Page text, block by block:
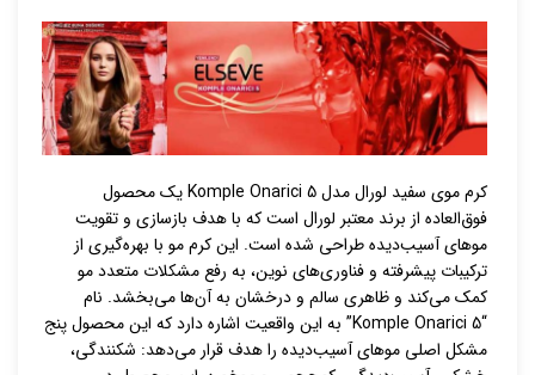
کرم موی سفید لورال مدل Komple Onarici 5 یک محصول
فوق‌العاده از برند معتبر لورال است که با هدف بازسازی و تقویت
موهای آسیب‌دیده طراحی شده است. این کرم مو با بهره‌گیری از
ترکیبات پیشرفته و فناوری‌های نوین، به رفع مشکلات متعدد مو
کمک می‌کند و ظاهری سالم و درخشان به آن‌ها می‌بخشد. نام
“Komple Onarici 5” به این واقعیت اشاره دارد که این محصول پنج
مشکل اصلی موهای آسیب‌دیده را هدف قرار می‌دهد: شکنندگی،